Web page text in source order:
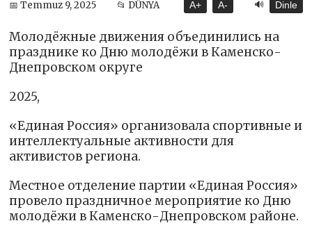
📅 Temmuz 9, 2025 📂 DÜNYA A+ A- 🔊 Dinle
Молодёжные движения объединились на
празднике ко Дню молодёжи в Каменско-
Днепровском округе
2025,
«Единая Россия» организовала спортивные и
интеллектуальные активности для
активистов региона.
Местное отделение партии «Единая Россия»
провело праздничное мероприятие ко Дню
молодёжи в Каменско-Днепровском районе.